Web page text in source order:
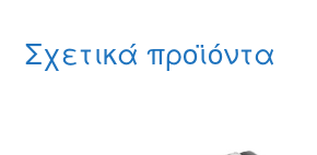
Σχετικά προϊόντα